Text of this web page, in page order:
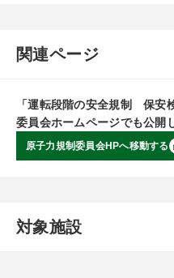
関連ページ
「運転段階の安全規制 保安
委員会ホームページでも公開
原子力規制委員会HPへ移動する
対象施設